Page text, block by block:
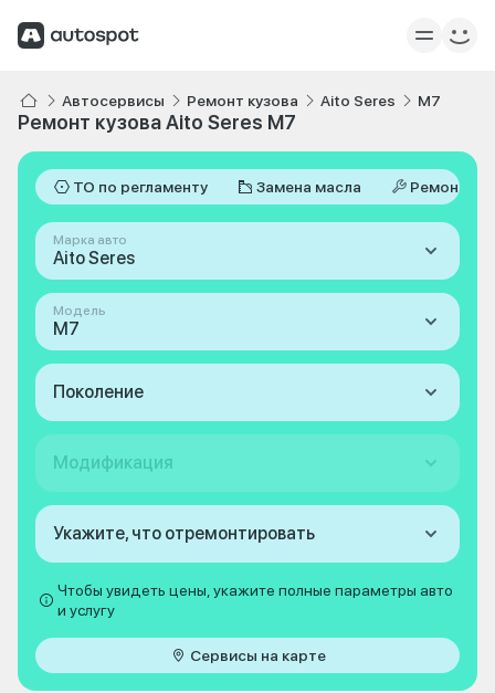
Автосервисы Ремонт кузова Aito Seres M7
Ремонт кузова Aito Seres M7
ТО по регламенту Замена масла Ремонт
Марка авто
Aito Seres
Модель
M7
Поколение
Модификация
Укажите, что отремонтировать
Чтобы увидеть цены, укажите полные параметры авто
и услугу
Сервисы на карте